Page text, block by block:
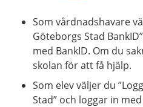
Som vårdnadshavare
Göteborgs Stad
med BankID. Om du
skolan för att få hjälp.
Som elev väljer du
Stad” och loggar in